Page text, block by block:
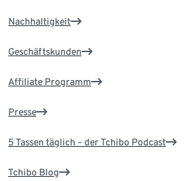
Nachhaltigkeit
Geschäftskunden
Affiliate Programm
Presse
5 Tassen täglich – der Tchibo Podcast
Tchibo Blog